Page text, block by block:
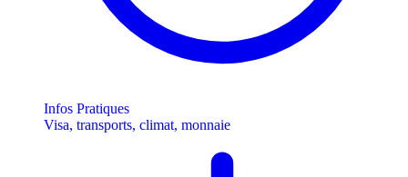
Infos Pratiques
Visa, transports, climat, monnaie